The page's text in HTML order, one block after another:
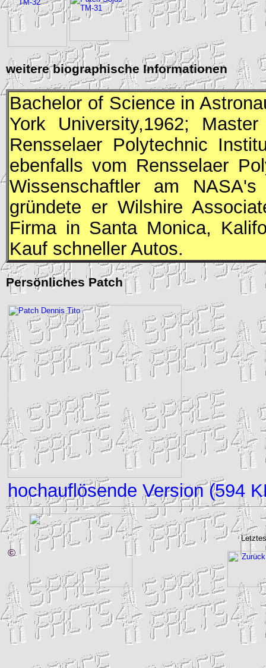
weitere biographische Informationen
Bachelor of Science in
York University,1962;
Rensselaer Polytechnic
ebenfalls vom Rensselaer
Wissenschaftler am NASA's
gründete er Wilshire
Firma in Santa Monica,
Kauf schneller Autos.
Persönliches Patch
hochauflösende Version (594
©